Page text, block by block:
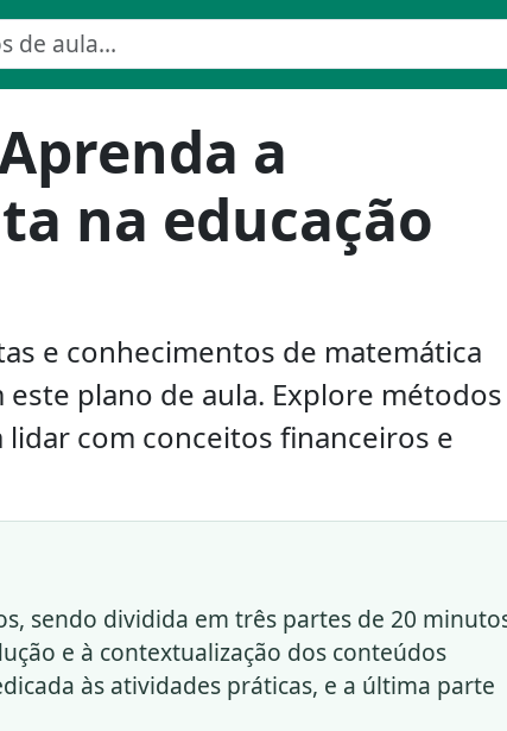
a
na educação
e conhecimentos de matemática
plano de aula. Explore métodos
com conceitos financeiros e
sendo dividida em três partes de 20
e à contextualização dos conteúdos
às atividades práticas, e a última parte